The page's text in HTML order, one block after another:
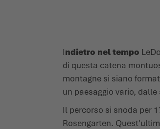
Indietro nel tempo Le
di questa catena
montagne si siano
un paesaggio vario,
Il percorso si snoda per
Rosengarten.